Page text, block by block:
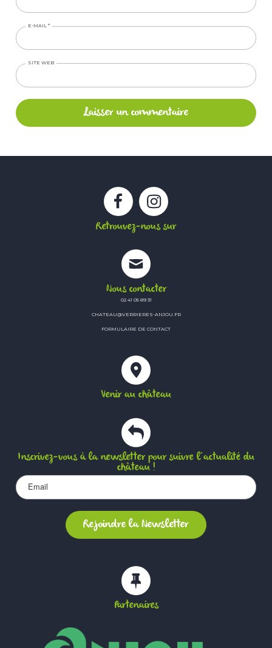
E-MAIL *
SITE WEB
Retrouvez-nous sur
FacebookInstagram
Nous contacter
02 41 05 89 31
CHATEAU@VERRIERES-ANJOU.FR
FORMULAIRE DE CONTACT
Venir au château
Inscrivez-vous à la newsletter pour suivre l’actualité du
château !
Partenaires